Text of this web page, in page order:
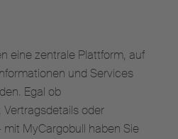
eine zentrale Plattform, auf
und Services
Egal ob
oder
MyCargobull haben Sie